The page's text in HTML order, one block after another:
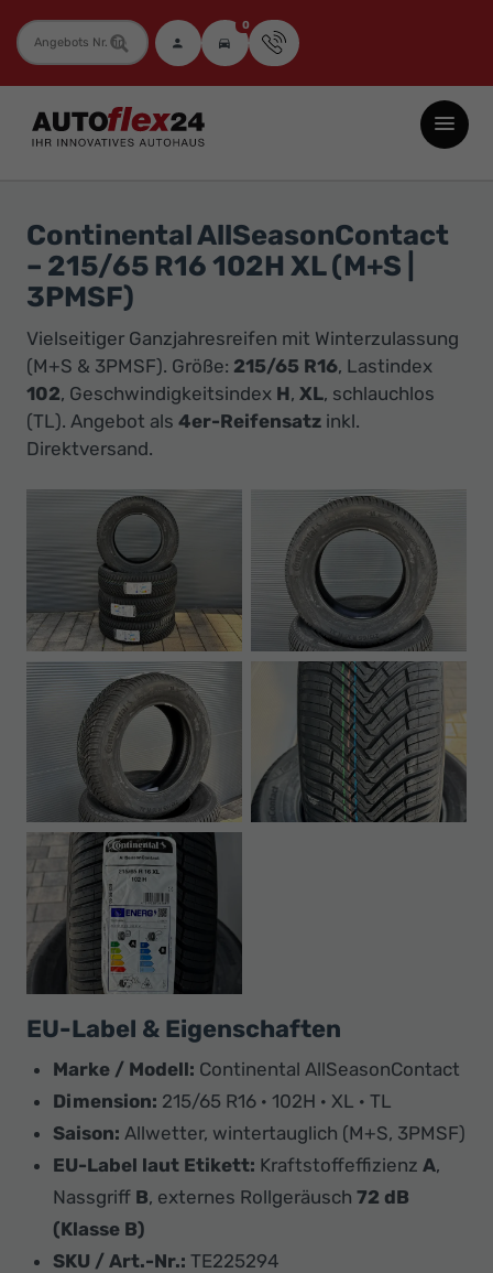
Fahrzeugnummer 0
Autoflex24
GmbH
Neuwagen
Jahreswagen
und
Gebrauchtwagen
zu
Top-
Preisen
Innovatives
Autohaus
Continental AllSeasonContact
– 215/65 R16 102H XL (M+S |
3PMSF)
Vielseitiger Ganzjahresreifen mit Winterzulassung
(M+S & 3PMSF). Größe: 215/65 R16, Lastindex
102, Geschwindigkeitsindex H, XL, schlauchlos
(TL). Angebot als 4er-Reifensatz inkl.
Direktversand.
EU-Label & Eigenschaften
Marke / Modell: Continental AllSeasonContact
Dimension: 215/65 R16 · 102H · XL · TL
Saison: Allwetter, wintertauglich (M+S, 3PMSF)
EU-Label laut Etikett: Kraftstoffeffizienz A,
Nassgriff B, externes Rollgeräusch 72 dB
(Klasse B)
SKU / Art.-Nr.: TE225294